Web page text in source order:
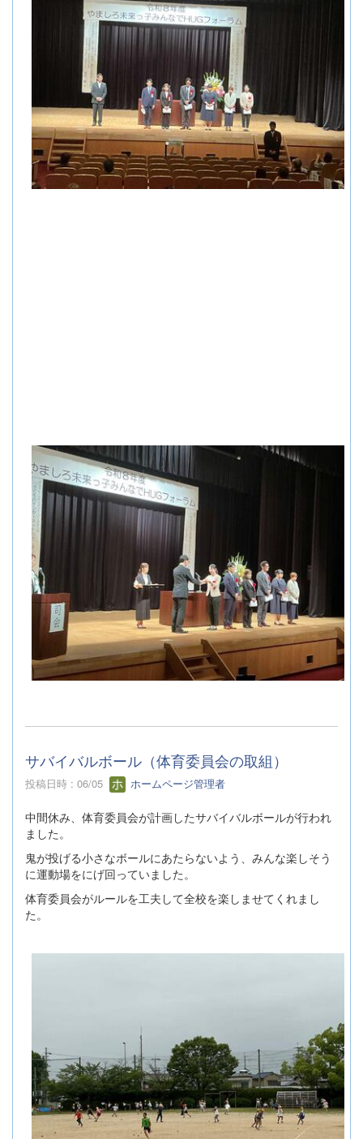
サバイバルボール（体育委員会の取組）
投稿日時 : 06/05 ホームページ管理者
中間休み、体育委員会が計画したサバイバルボールが行われ
ました。
鬼が投げる小さなボールにあたらないよう、みんな楽しそう
に運動場をにげ回っていました。
体育委員会がルールを工夫して全校を楽しませてくれまし
た。